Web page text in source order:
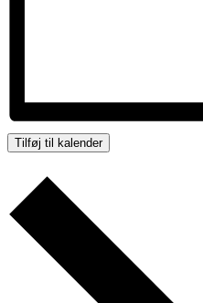
Tilføj til kalender